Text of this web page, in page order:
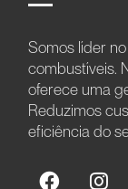
Somos líder
combustíveis.
oferece uma
Reduzimos
eficiência do